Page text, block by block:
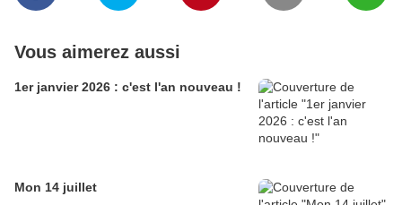
Vous aimerez aussi
1er janvier 2026 : c'est l'an nouveau !
Mon 14 juillet